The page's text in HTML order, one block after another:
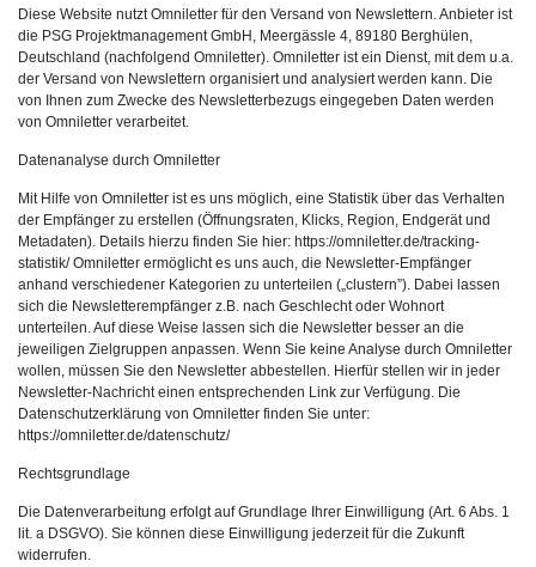
Diese Website nutzt Omniletter für den Versand von Newslettern. Anbieter ist
die PSG Projektmanagement GmbH, Meergässle 4, 89180 Berghülen,
Deutschland (nachfolgend Omniletter). Omniletter ist ein Dienst, mit dem u.a.
der Versand von Newslettern organisiert und analysiert werden kann. Die
von Ihnen zum Zwecke des Newsletterbezugs eingegeben Daten werden
von Omniletter verarbeitet.
Datenanalyse durch Omniletter
Mit Hilfe von Omniletter ist es uns möglich, eine Statistik über das Verhalten
der Empfänger zu erstellen (Öffnungsraten, Klicks, Region, Endgerät und
Metadaten). Details hierzu finden Sie hier: https://omniletter.de/tracking-
statistik/ Omniletter ermöglicht es uns auch, die Newsletter-Empfänger
anhand verschiedener Kategorien zu unterteilen („clustern”). Dabei lassen
sich die Newsletterempfänger z.B. nach Geschlecht oder Wohnort
unterteilen. Auf diese Weise lassen sich die Newsletter besser an die
jeweiligen Zielgruppen anpassen. Wenn Sie keine Analyse durch Omniletter
wollen, müssen Sie den Newsletter abbestellen. Hierfür stellen wir in jeder
Newsletter-Nachricht einen entsprechenden Link zur Verfügung. Die
Datenschutzerklärung von Omniletter finden Sie unter:
https://omniletter.de/datenschutz/
Rechtsgrundlage
Die Datenverarbeitung erfolgt auf Grundlage Ihrer Einwilligung (Art. 6 Abs. 1
lit. a DSGVO). Sie können diese Einwilligung jederzeit für die Zukunft
widerrufen.